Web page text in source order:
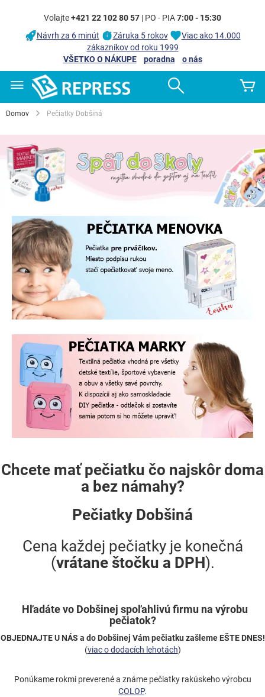
Volajte+421 22 102 80 57 | PO - PIA7:00 - 15:30
Návrh za 6 minút
Záruka 5 rokov
Viac ako 14.000
zákazníkov od roku 1999
VŠETKO O NÁKUPE
poradna
o nás
Domov Pečiatky Dobšiná
Chcete mať pečiatku čo najskôr doma
a bez námahy?
Pečiatky Dobšiná
Cena každej pečiatky je konečná
(vrátane štočku a DPH).
Hľadáte vo Dobšinej spoľahlivú firmu na výrobu
pečiatok?
OBJEDNAJTE U NÁS a do Dobšinej Vám pečiatku zašleme EŠTE DNES!
(viac o dodacích lehotách)
Ponúkame rokmi preverené a známe pečiatky rakúskeho výrobcu
COLOP.